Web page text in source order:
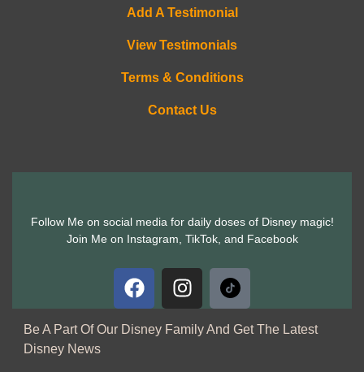
Add A Testimonial
View Testimonials
Terms & Conditions
Contact Us
Follow Me on social media for daily doses of Disney magic!
Join Me on Instagram, TikTok, and Facebook
Be A Part Of Our Disney Family And Get The Latest
Disney News